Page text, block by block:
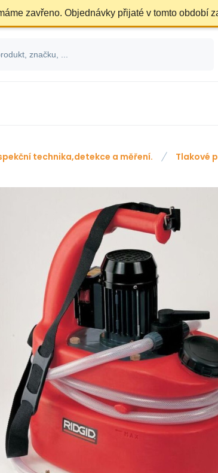
zavřeno. Objednávky přijaté v tomto období
technika,detekce a měření. Tlakové